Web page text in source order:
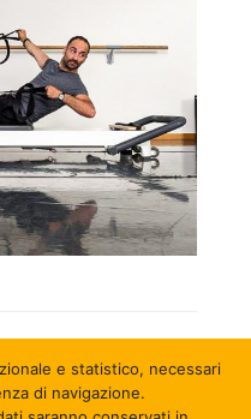
e statistico, necessari
di navigazione.